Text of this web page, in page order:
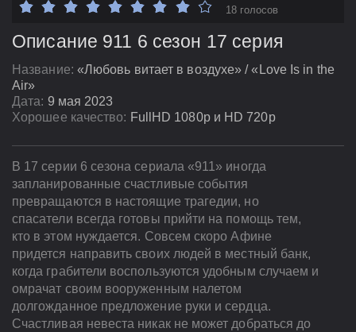
Описание 911 6 сезон 17 серия
Название: «Любовь витает в воздухе» / «Love Is in the
Air»
Дата: 9 мая 2023
Хорошее качество: FullHD 1080p и HD 720p
18 голосов
В 17 серии 6 сезона сериала «911» иногда
запланированные счастливые события
превращаются в настоящие трагедии, но
спасатели всегда готовы прийти на помощь тем,
кто в этом нуждается. Совсем скоро Афине
придется направить своих людей в местный банк,
когда грабители воспользуются удобным случаем и
омрачат своим вооруженным налетом
долгожданное предложение руки и сердца.
Счастливая невеста никак не может добраться до